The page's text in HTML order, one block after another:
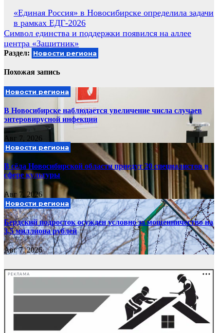
Навигация
по
записям
«Единая Россия» в Новосибирске определила задачи
в рамках ЕДГ-2026
Символ единства и поддержки появился на аллее
центра «Защитник»
Раздел: Новости региона
Похожая запись
Новости региона
В Новосибирске наблюдается увеличение числа случаев
энтеровирусной инфекции
Авг 7, 2026
Новости региона
В сёла Новосибирской области приедут 20 специалистов в
сфере культуры
Авг 7, 2026
Новости региона
Бердский подросток осужден условно за мошенничество на
3,5 миллиона рублей
Авг 7, 2026
РЕКЛАМА